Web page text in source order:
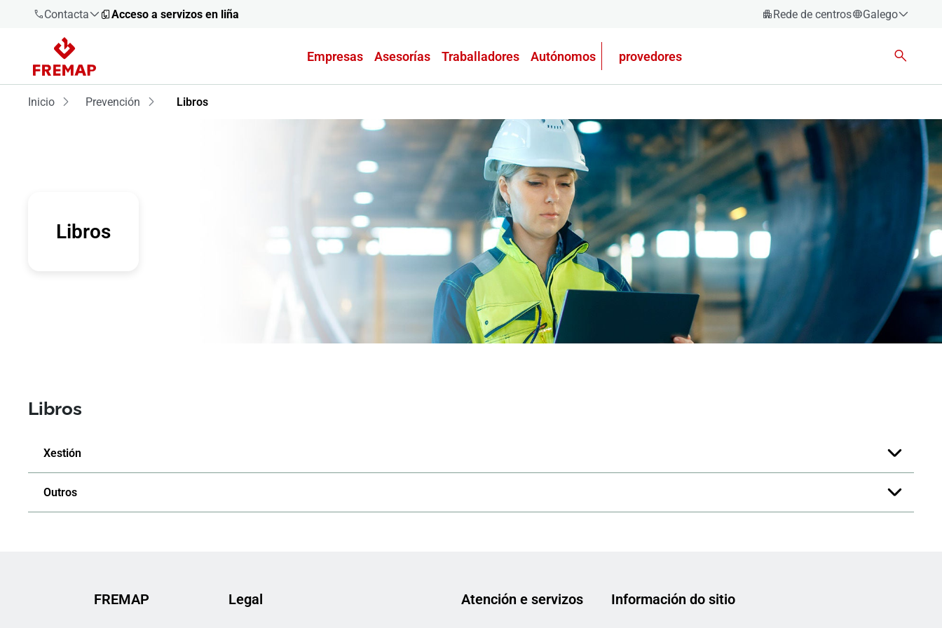
Contacta
900 61 00
61
900 61 00
Acceso a servizos en liña Rede de centros
Galego
English
Empresas Asesorías Traballadores Autónomos provedores
Inicio Prevención Libros
Libros
Libros
Xestión
Outros
FREMAP Legal Atención e servizos Información do sitio